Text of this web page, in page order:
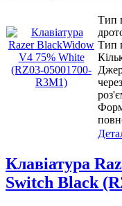
Тип
Тип
Клавіатура
Switch Black